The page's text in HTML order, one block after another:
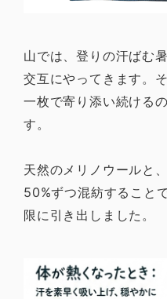
山では、登りの汗ばむ
交互にやってきます。
一枚で寄り添い続ける
す。
天然のメリノウールと
50%ずつ混紡すること
限に引き出しました。